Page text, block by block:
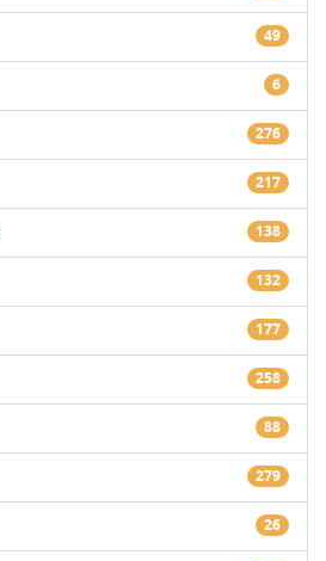
49
6
276
217
138
132
177
258
88
279
26